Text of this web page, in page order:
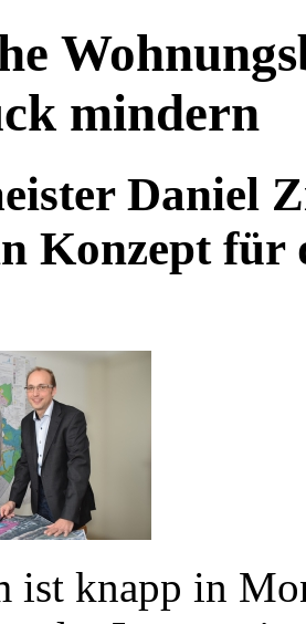
mindern
Daniel
Konzept für
ist knapp in